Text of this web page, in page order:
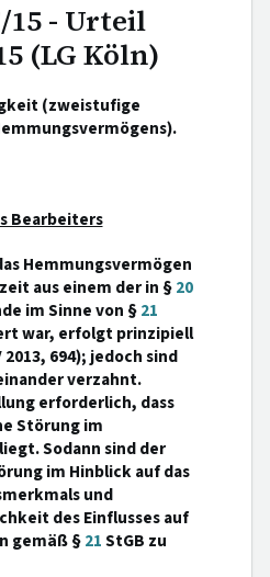
15 - Urteil
(LG Köln)
(zweistufige
Bearbeiters
Hemmungsvermögen
aus einem der in §20
im Sinne von §21
war, erfolgt prinzipiell
694); jedoch sind
verzahnt.
erforderlich, dass
Störung im
Sodann sind der
im Hinblick auf das
und
des Einflusses auf
gemäß §21StGB zu